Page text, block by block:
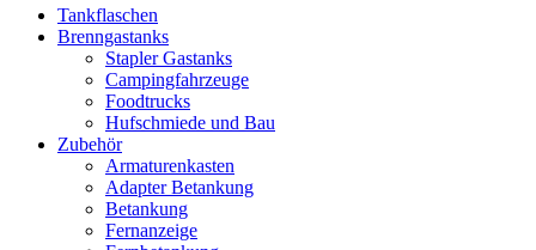
Tankflaschen
Brenngastanks
Stapler Gastanks
Campingfahrzeuge
Foodtrucks
Hufschmiede und Bau
Zubehör
Armaturenkasten
Adapter Betankung
Betankung
Fernanzeige